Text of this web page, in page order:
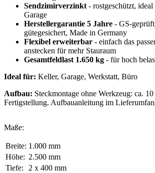
Sendzimirverzinkt- rostgeschützt,
Garage
Herstellergarantie 5 Jahre - GS-
gütegesichert, Made in Germany
Flexibel erweiterbar - einfach das
anstecken für mehr Stauraum
Gesamtfeldlast 1.650 kg - für hoch
Ideal für: Keller, Garage, Werkstatt, Büro
Aufbau: Steckmontage ohne Werkzeug: ca.
Fertigstellung. Aufbauanleitung im
Maße:
Breite: 1.000 mm
Höhe: 2.500 mm
Tiefe:
2 x 400 mm